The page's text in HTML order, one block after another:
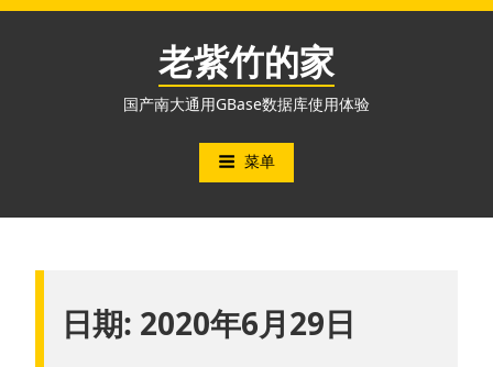
跳
老紫竹的家
国产南大通用GBase数据库使用体验
菜单
日期: 2020年6月29日